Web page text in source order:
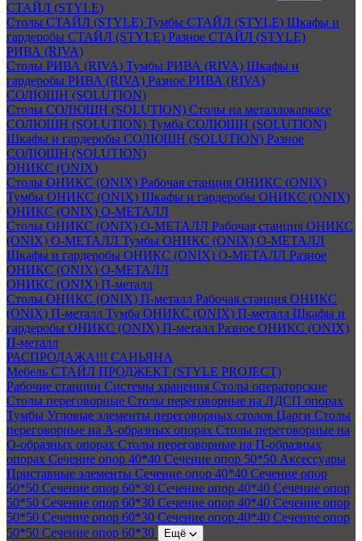
СТАЙЛ (STYLE)
Столы СТАЙЛ (STYLE) Тумбы СТАЙЛ (STYLE) Шкафы и
гардеробы СТАЙЛ (STYLE) Разное СТАЙЛ (STYLE)
РИВА (RIVA)
Столы РИВА (RIVA) Тумбы РИВА (RIVA) Шкафы и
гардеробы РИВА (RIVA) Разное РИВА (RIVA)
СОЛЮШН (SOLUTION)
Столы СОЛЮШН (SOLUTION) Столы на металлокаркасе
СОЛЮШН (SOLUTION) Тумба СОЛЮШН (SOLUTION)
Шкафы и гардеробы СОЛЮШН (SOLUTION) Разное
СОЛЮШН (SOLUTION)
ОНИКС (ONIX)
Столы ОНИКС (ONIX) Рабочая станция ОНИКС (ONIX)
Тумбы ОНИКС (ONIX) Шкафы и гардеробы ОНИКС (ONIX)
ОНИКС (ONIX) O-МЕТАЛЛ
Столы ОНИКС (ONIX) O-МЕТАЛЛ Рабочая станция ОНИКС
(ONIX) O-МЕТАЛЛ Тумбы ОНИКС (ONIX) O-МЕТАЛЛ
Шкафы и гардеробы ОНИКС (ONIX) O-МЕТАЛЛ Разное
ОНИКС (ONIX) O-МЕТАЛЛ
ОНИКС (ONIX) П-металл
Столы ОНИКС (ONIX) П-металл Рабочая станция ОНИКС
(ONIX) П-металл Тумба ОНИКС (ONIX) П-металл Шкафы и
гардеробы ОНИКС (ONIX) П-металл Разное ОНИКС (ONIX)
П-металл
РАСПРОДАЖА!!! САНЬЯНА
Мебель СТАЙЛ ПРОДЖЕКТ (STYLE PROJECT)
Рабочие станции Системы хранения Столы операторские
Столы переговорные Столы переговорные на ЛДСП опорах
Тумбы Угловые элементы переговорных столов Царги Столы
переговорные на А-образных опорах Столы переговорные на
О-образных опорах Столы переговорные на П-образных
опорах Сечение опор 40*40 Сечение опор 50*50 Аксессуары
Приставные элементы Сечение опор 40*40 Сечение опор
50*50 Сечение опор 60*30 Сечение опор 40*40 Сечение опор
50*50 Сечение опор 60*30 Сечение опор 40*40 Сечение опор
50*50 Сечение опор 60*30 Сечение опор 40*40 Сечение опор
50*50 Сечение опор 60*30 Ещё